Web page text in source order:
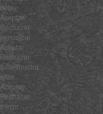
delay
Aceptar
Rechazar
periodical
Aceptar
Rechazar
$constructor
alias
Aceptar
Rechazar
mirror